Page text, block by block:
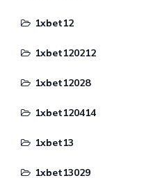
1xbet12
1xbet120212
1xbet12028
1xbet120414
1xbet13
1xbet13029